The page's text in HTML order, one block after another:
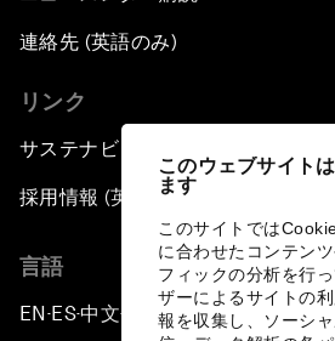
このウェブサイト
ます
このサイトでは
に合わせたコンテン
フィックの分析を行
ザーによるサイトの
報を収集し、ソーシ
連絡先 (英語のみ)
リンク
サステナビリティへの取り組み
採用情報 (英語のみ)
言語
EN ▪ ES▪中文▪ 日本語